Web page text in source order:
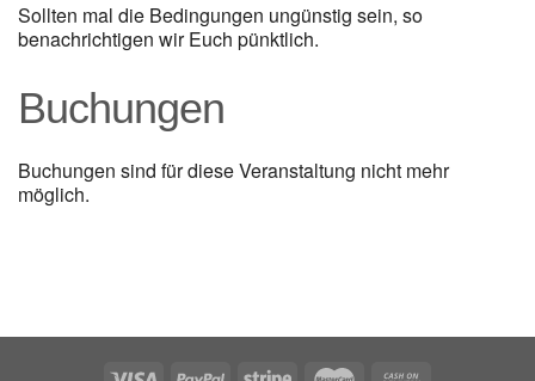
Sollten mal die Bedingungen ungünstig sein, so
benachrichtigen wir Euch pünktlich.
Buchungen
Buchungen sind für diese Veranstaltung nicht mehr
möglich.